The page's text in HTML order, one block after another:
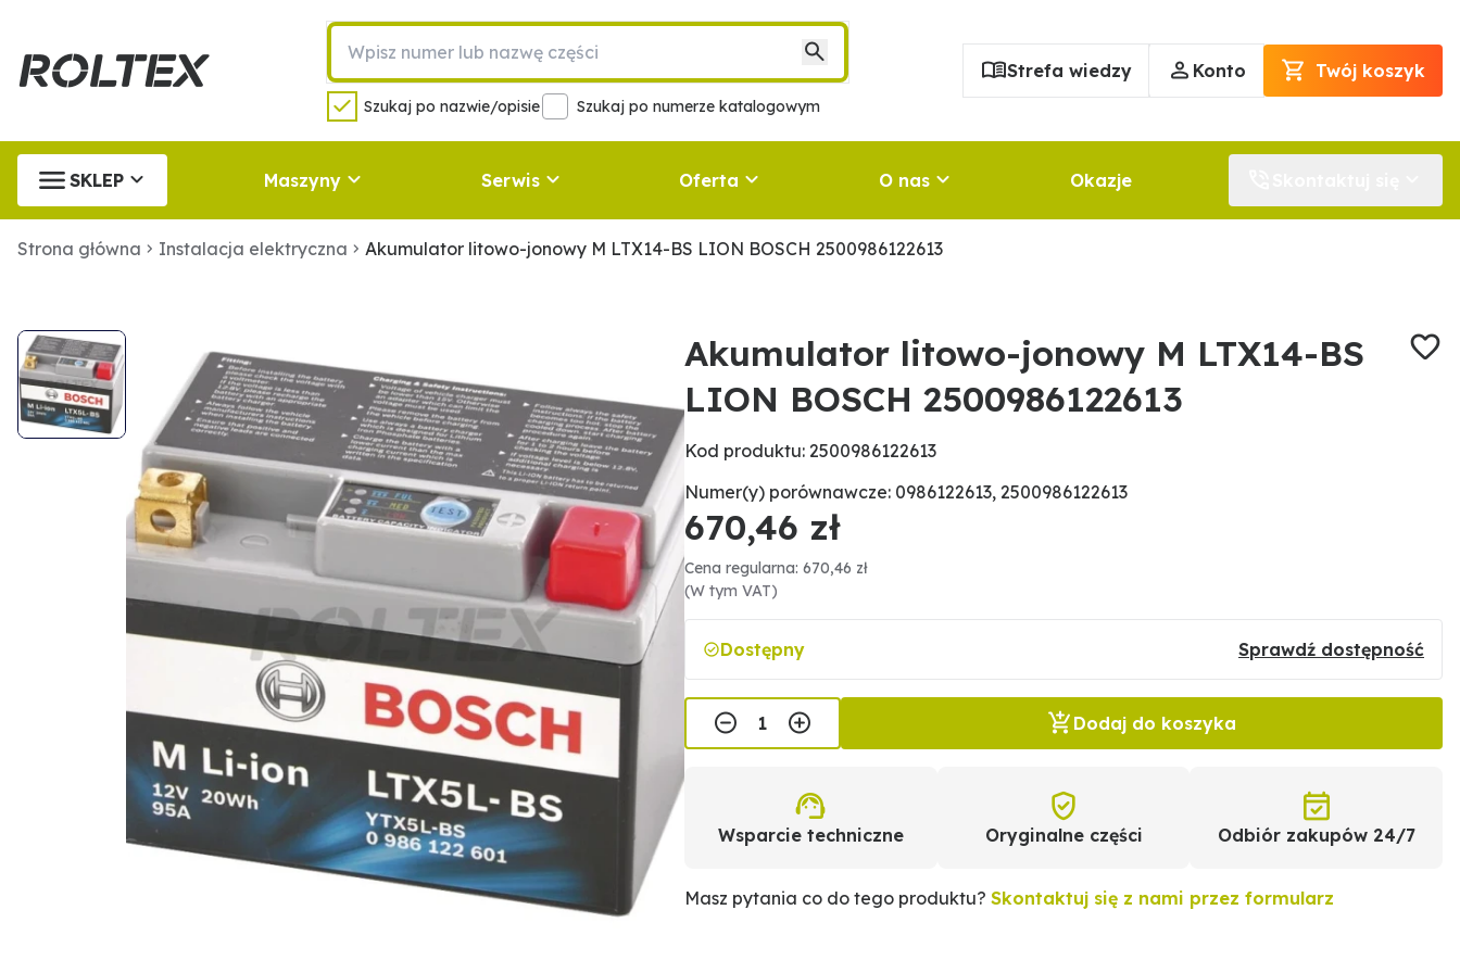
Szukaj po nazwie/opisie Szukaj po numerze katalogowym
Strefa wiedzy Konto Twój koszyk
SKLEP Maszyny Serwis Oferta O nas Okazje
Strona główna Instalacja elektryczna Akumulator litowo-jonowy M LTX14-BS LION BOSCH 2500986122613
Akumulator litowo-jonowy M LTX14-BS
LION BOSCH 2500986122613
Kod produktu: 2500986122613
Numer(y) porównawcze: 0986122613, 2500986122613
670,46 zł
Cena regularna: 670,46 zł
(W tym VAT)
Dostępny Sprawdź dostępność
Dodaj do koszyka
Wsparcie techniczne Oryginalne części Odbiór zakupów 24/7
Masz pytania co do tego produktu?Skontaktuj się z nami przez formularz